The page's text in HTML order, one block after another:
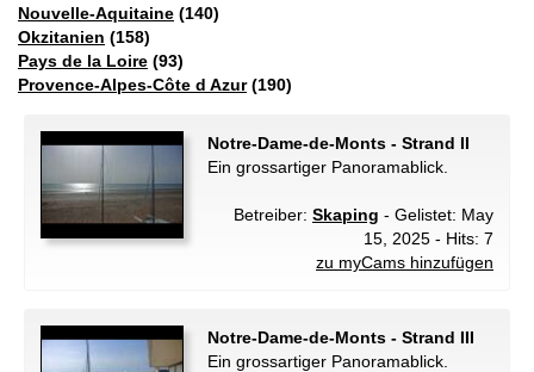
Nouvelle-Aquitaine (140)
Okzitanien (158)
Pays de la Loire (93)
Provence-Alpes-Côte d Azur(190)
Notre-Dame-de-Monts - Strand II
Ein grossartiger Panoramablick.
Betreiber: Skaping - Gelistet: May
15, 2025 - Hits: 7
zu myCams hinzufügen
Notre-Dame-de-Monts - Strand III
Ein grossartiger Panoramablick.